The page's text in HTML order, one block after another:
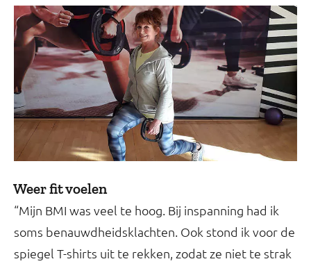
Weer fit voelen
“Mijn BMI was veel te hoog. Bij inspanning had ik
soms benauwdheidsklachten. Ook stond ik voor de
spiegel T-shirts uit te rekken, zodat ze niet te strak